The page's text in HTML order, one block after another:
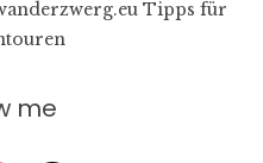
Tipps für
me